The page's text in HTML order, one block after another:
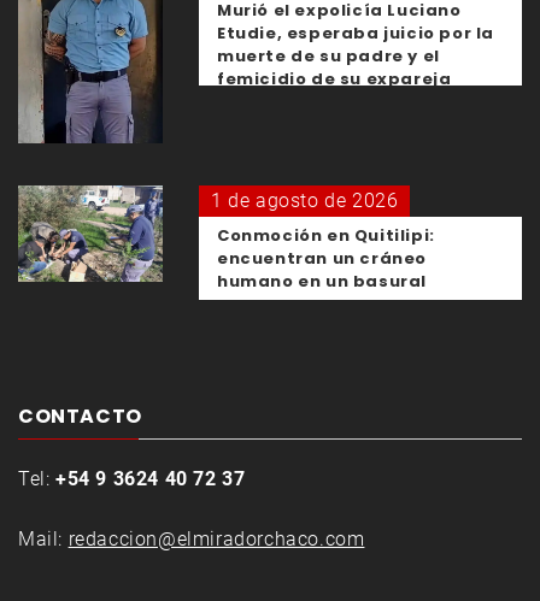
Murió el expolicía Luciano
Etudie, esperaba juicio por la
muerte de su padre y el
femicidio de su expareja
1 de agosto de 2026
Conmoción en Quitilipi:
encuentran un cráneo
humano en un basural
CONTACTO
Tel: +54 9 3624 40 72 37
Mail: redaccion@elmiradorchaco.com